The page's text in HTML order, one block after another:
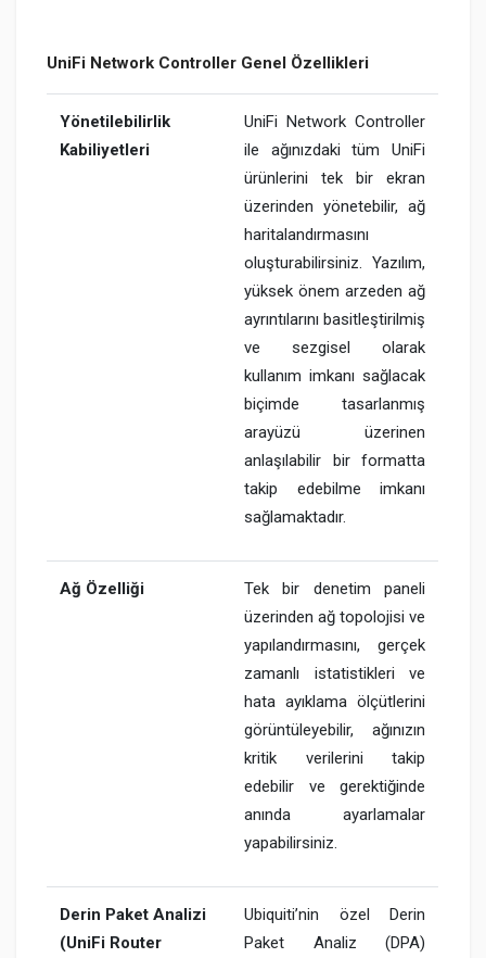
UniFi Network Controller Genel Özellikleri
Yönetilebilirlik
Kabiliyetleri
UniFi Network Controller
ile ağınızdaki tüm UniFi
ürünlerini tek bir ekran
üzerinden yönetebilir, ağ
haritalandırmasını
oluşturabilirsiniz. Yazılım,
yüksek önem arzeden ağ
ayrıntılarını basitleştirilmiş
ve sezgisel olarak
kullanım imkanı sağlacak
biçimde tasarlanmış
arayüzü üzerinen
anlaşılabilir bir formatta
takip edebilme imkanı
sağlamaktadır.
Ağ Özelliği
Tek bir denetim paneli
üzerinden ağ topolojisi ve
yapılandırmasını, gerçek
zamanlı istatistikleri ve
hata ayıklama ölçütlerini
görüntüleyebilir, ağınızın
kritik verilerini takip
edebilir ve gerektiğinde
anında ayarlamalar
yapabilirsiniz.
Derin Paket Analizi
(UniFi Router
Ubiquiti’nin özel Derin
Paket Analiz (DPA)